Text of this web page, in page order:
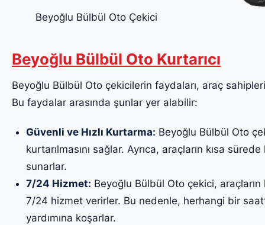
Beyoğlu Bülbül Oto Çekici
Beyoğlu Bülbül Oto Kurtarıcı
Beyoğlu Bülbül Oto çekicilerin faydaları, araç
Bu faydalar arasında şunlar yer alabilir:
Güvenli ve Hızlı Kurtarma: Beyoğlu Bülbül Oto
kurtarılmasını sağlar. Ayrıca, araçların kısa
sunarlar.
7/24 Hizmet: Beyoğlu Bülbül Oto çekici, araçların
7/24 hizmet verirler. Bu nedenle, herhangi bir
yardımına koşarlar.